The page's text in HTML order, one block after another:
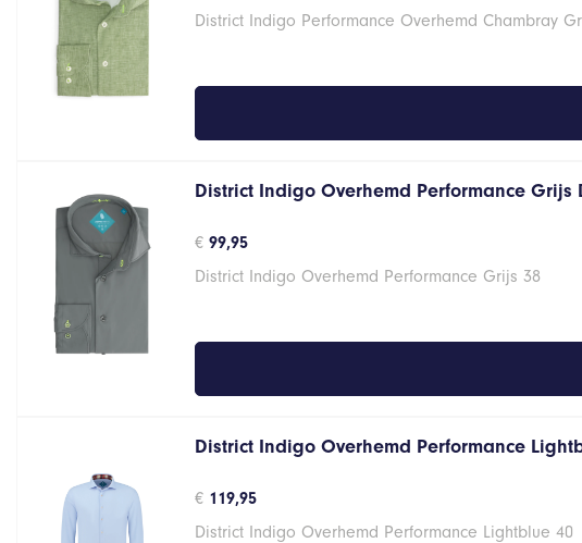
District Indigo Performance Overhemd Chambray
District Indigo Overhemd Performance Grijs
€ 99,95
District Indigo Overhemd Performance Grijs 38
District Indigo Overhemd Performance
€ 119,95
District Indigo Overhemd Performance Lightblue 40